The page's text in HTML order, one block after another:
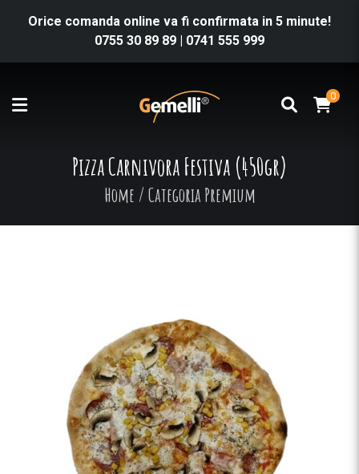
Orice comanda online va fi confirmata in 5 minute!
0755 30 89 89 | 0741 555 999
0
Pizza Carnivora Festiva (450gr)
Home / Categoria Premium